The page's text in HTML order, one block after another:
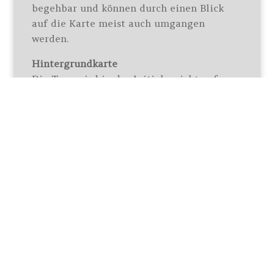
begehbar und können durch einen Blick
auf die Karte meist auch umgangen
werden.
Hintergrundkarte
Die Tour wird in der Initialansicht auf